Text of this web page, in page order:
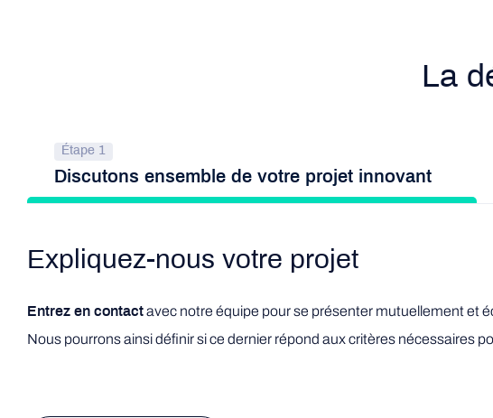
La
Étape 1
Discutons ensemble de votre projet innovant
Expliquez-nous votre projet
Entrez en contact avec notre équipe pour se présenter mutuellement et
Nous pourrons ainsi définir si ce dernier répond aux critères nécessaires